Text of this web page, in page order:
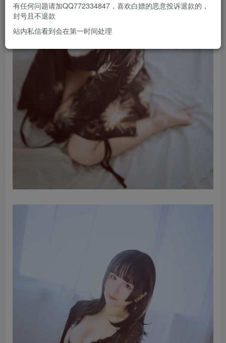
有任何问题请加QQ772334847，喜欢白嫖的恶意投诉退款的，
封号且不退款
站内私信看到会在第一时间处理